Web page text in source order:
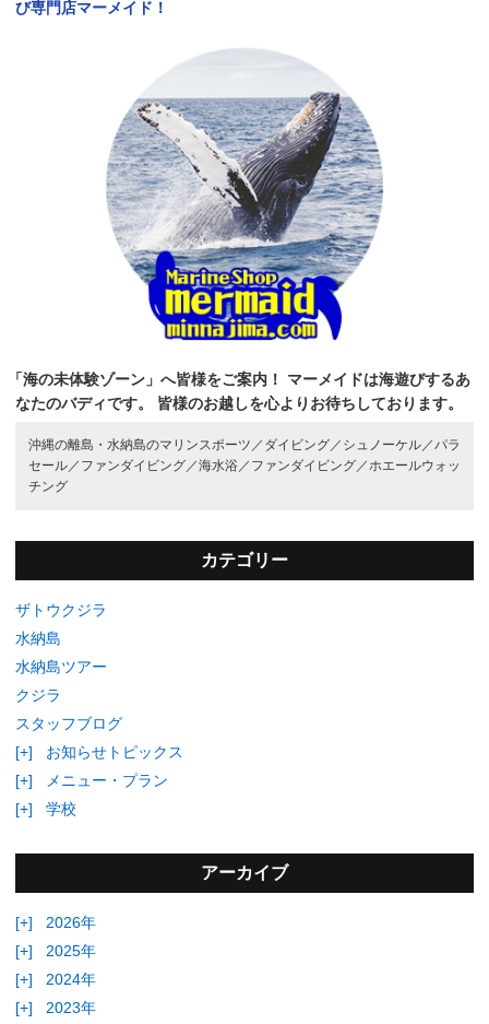
び専門店マーメイド！
「海の未体験ゾーン」へ皆様をご案内！
マーメイドは海遊びするあ
なたのバディです。
皆様のお越しを心よりお待ちしております。
沖縄の離島・水納島のマリンスポーツ／ ダイビング／ シュノーケル／パラ
セール／ ファンダイビング／海水浴／ ファンダイビング／ホエールウォッ
チング
カテゴリー
ザトウクジラ
水納島
水納島ツアー
クジラ
スタッフブログ
[+]
お知らせトピックス
[+]
メニュー・プラン
[+]
学校
アーカイブ
[+]
2026年
[+]
2025年
[+]
2024年
[+]
2023年